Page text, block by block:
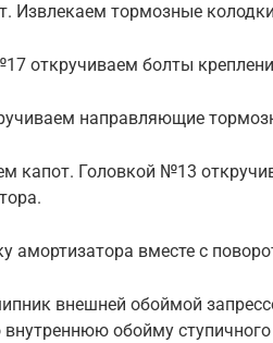
Извлекаем тормозные
откручиваем болты
направляющие
капот. Головкой №13
амортизатора вместе с
внешней обоймой
внутреннюю обойму